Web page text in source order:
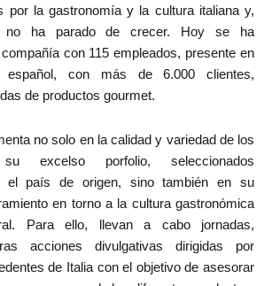
por la gastronomía y la cultura italiana y,
no ha parado de crecer. Hoy se ha
con 115 empleados, presente en
español, con más de 6.000 clientes,
de productos gourmet.
no solo en la calidad y variedad de los
excelso porfolio, seleccionados
el país de origen, sino también en su
en torno a la cultura gastronómica
Para ello, llevan a cabo jornadas,
acciones divulgativas dirigidas por
de Italia con el objetivo de asesorar